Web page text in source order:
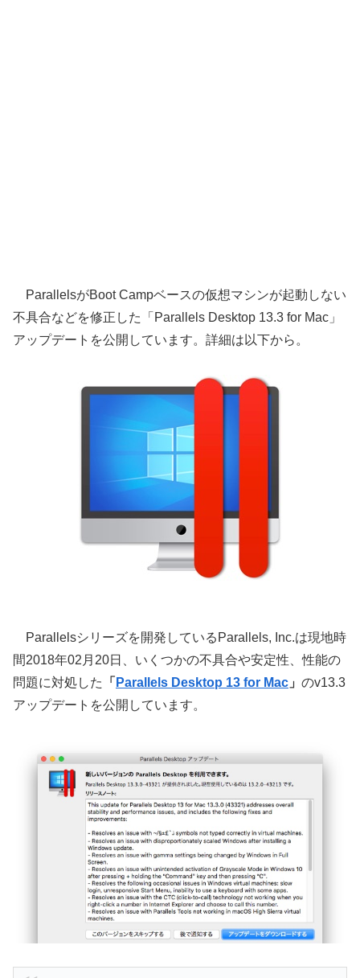
ParallelsがBoot Campベースの仮想マシンが起動しない
不具合などを修正した「Parallels Desktop 13.3 for Mac」
アップデートを公開しています。詳細は以下から。
Parallelsシリーズを開発しているParallels, Inc.は現地時
間2018年02月20日、いくつかの不具合や安定性、性能の
問題に対処した
「 Parallels Desktop 13 for Mac 」 のv13.3
アップデートを公開しています。